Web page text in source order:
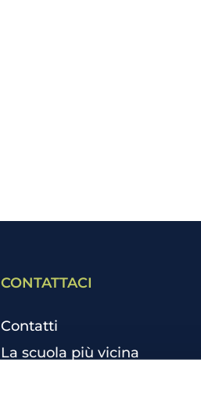
CONTATTACI
Contatti
La scuola più vicina